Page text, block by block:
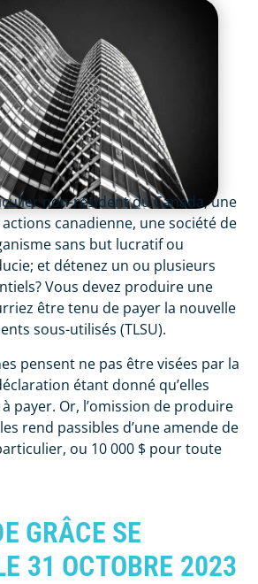
non-résident du Canada, une
canadienne, une société de
sans but lucratif ou
et détenez un ou plusieurs
Vous devez produire une
être tenu de payer la nouvelle
sous-utilisés (TLSU).
pensent ne pas être visées par la
étant donné qu’elles
payer. Or, l’omission de produire
rend passibles d’une amende de
ou 10 000 $ pour toute
GRÂCE SE
31 OCTOBRE 2023